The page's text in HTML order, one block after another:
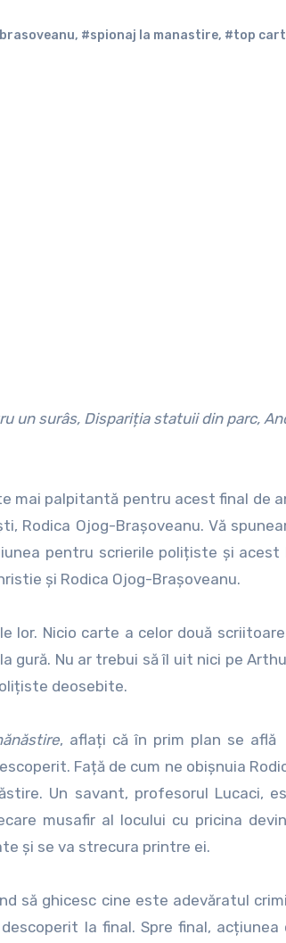
, #spionaj la manastire, #top
un surâs, Dispariția statuii din parc,
mai palpitantă pentru acest final de
Rodica Ojog-Brașoveanu. Vă
pentru scrierile polițiste și acest
și Rodica Ojog-Brașoveanu.
lor. Nicio carte a celor două
gură. Nu ar trebui să îl uit nici pe
deosebite.
, aflați că în prim plan se află
Față de cum ne obișnuia
Un savant, profesorul Lucaci,
musafir al locului cu pricina
și se va strecura printre ei.
să ghicesc cine este adevăratul
la final. Spre final, acțiunea